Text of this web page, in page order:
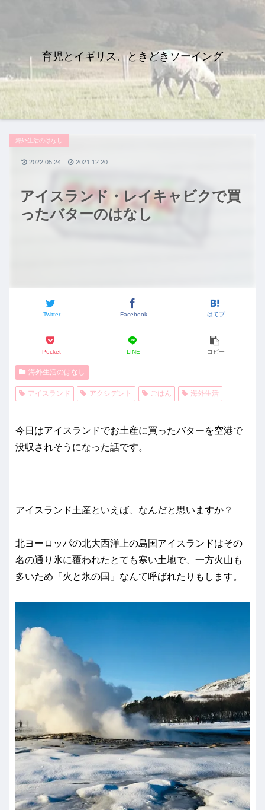
育児とイギリス、ときどきソーイング
アイスランド・レイキャビクで買
ったバターのはなし
海外生活のはなし
Twitter Facebook はてブ
Pocket LINE コピー
2022.05.24 2021.12.20
海外生活のはなし
アイスランド アクシデント ごはん 海外生活
今日はアイスランドでお土産に買ったバターを空港で
没収されそうになった話です。
アイスランド土産といえば、なんだと思いますか？
北ヨーロッパの北大西洋上の島国アイスランドはその
名の通り氷に覆われたとても寒い土地で、一方火山も
多いため「火と氷の国」なんて呼ばれたりもします。